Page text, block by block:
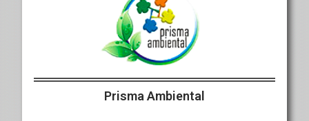
Prisma Ambiental